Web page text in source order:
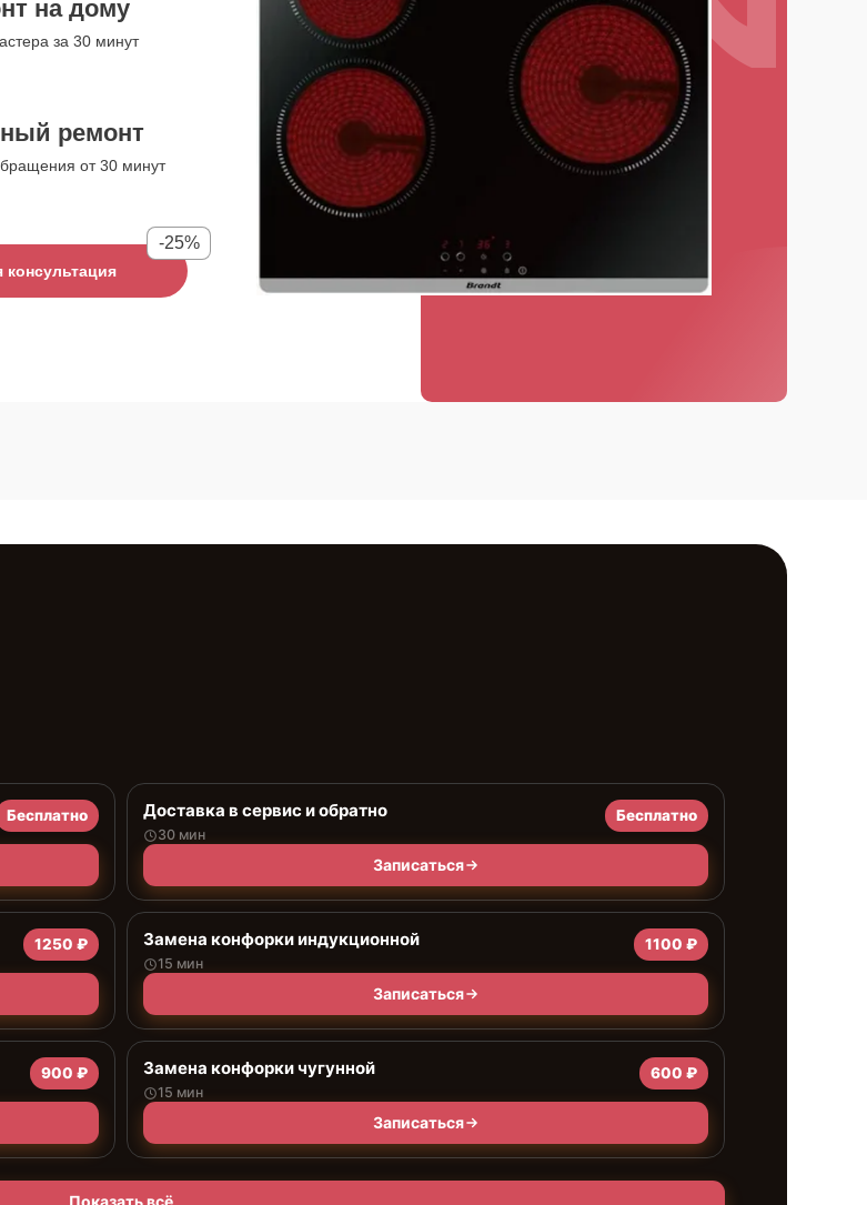
на дому
за 30 минут
ремонт
от 30 минут
консультация
-25%
Бесплатно Доставка в сервис и обратно
30 мин
Бесплатно
Записаться
1250 ₽ Замена конфорки индукционной
15 мин
1100 ₽
Записаться
900 ₽ Замена конфорки чугунной
15 мин
600 ₽
Записаться
Показать всё